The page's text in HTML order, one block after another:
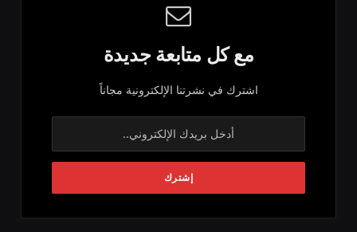
مع كل متابعة جديدة
اشترك في نشرتنا الإلكترونية مجاناً